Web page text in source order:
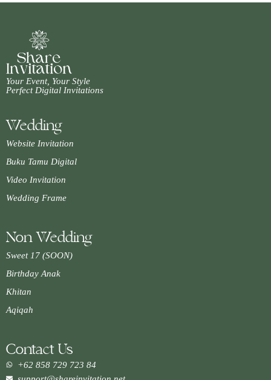
Your Event, Your Style
Perfect Digital Invitations
Wedding
Website Invitation
Buku Tamu Digital
Video Invitation
Wedding Frame
Non Wedding
Sweet 17 (SOON)
Birthday Anak
Khitan
Aqiqah
Contact Us
+62 858 729 723 84